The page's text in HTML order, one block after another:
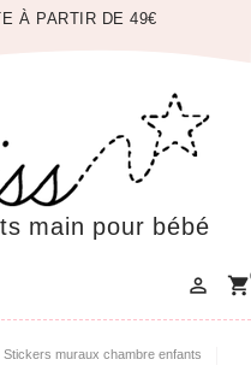
À PARTIR DE 49€
main pour bébé
 shopping_cart
Stickers muraux chambre enfants